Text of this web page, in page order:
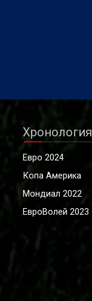
Хронология
Евро 2024
Копа Америка
Мондиал 2022
ЕвроВолей 2023